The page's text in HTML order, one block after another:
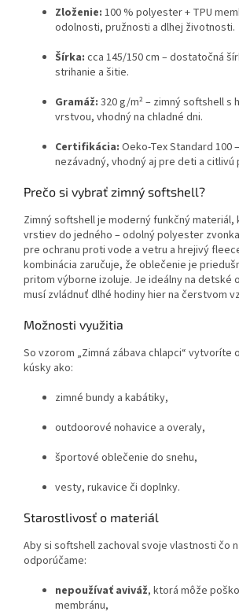
Zloženie: 100 % polyester + TPU
odolnosti, pružnosti a dlhej životnosti.
Šírka: cca 145/150 cm – dostatočná
strihanie a šitie.
Gramáž: 320 g/m² – zimný softshell s
vrstvou, vhodný na chladné dni.
Certifikácia: Oeko-Tex Standard 100
nezávadný, vhodný aj pre deti a citlivú
Prečo si vybrať zimný softshell?
Zimný softshell je moderný funkčný
vrstiev do jedného – odolný polyester
pre ochranu proti vode a vetru a hrejivý
kombinácia zaručuje, že oblečenie je
pritom výborne izoluje. Je ideálny na detské
musí zvládnuť dlhé hodiny hier na čerstvom
Možnosti využitia
So vzorom „Zimná zábava chlapci“ vytvoríte
kúsky ako:
zimné bundy a kabátiky,
outdoorové nohavice a overaly,
športové oblečenie do snehu,
vesty, rukavice či doplnky.
Starostlivosť o materiál
Aby si softshell zachoval svoje vlastnosti čo
odporúčame:
nepoužívať aviváž, ktorá môže
membránu,